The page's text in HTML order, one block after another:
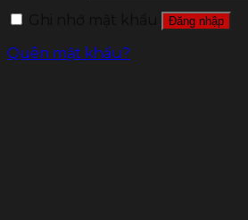
Đăng nhập
Quên mật khẩu?